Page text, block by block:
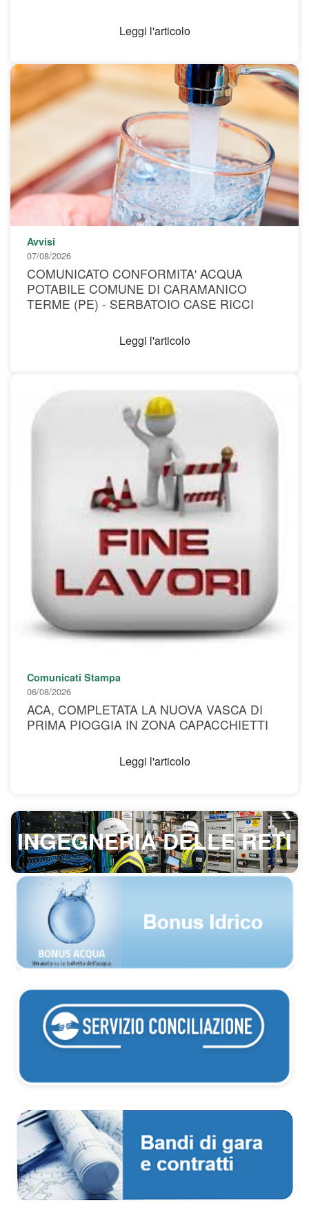
Leggi l'articolo
Avvisi
07/08/2026
COMUNICATO CONFORMITA' ACQUA
POTABILE COMUNE DI CARAMANICO
TERME (PE) - SERBATOIO CASE RICCI
Leggi l'articolo
Comunicati Stampa
06/08/2026
ACA, COMPLETATA LA NUOVA VASCA DI
PRIMA PIOGGIA IN ZONA CAPACCHIETTI
Leggi l'articolo
INGEGNERIA DELLE RETI